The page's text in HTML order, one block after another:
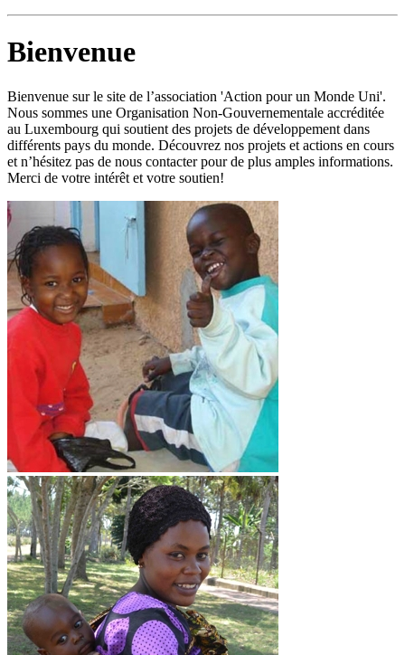
Bienvenue
Bienvenue sur le site de l’association 'Action pour un Monde Uni'.
Nous sommes une Organisation Non-Gouvernementale accréditée
au Luxembourg qui soutient des projets de développement dans
différents pays du monde. Découvrez nos projets et actions en cours
et n’hésitez pas de nous contacter pour de plus amples informations.
Merci de votre intérêt et votre soutien!